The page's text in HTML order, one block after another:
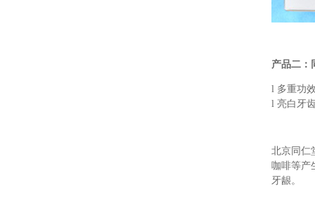
产品二：
l 多重功
l 亮白牙
北京同仁
咖啡等产
牙龈。